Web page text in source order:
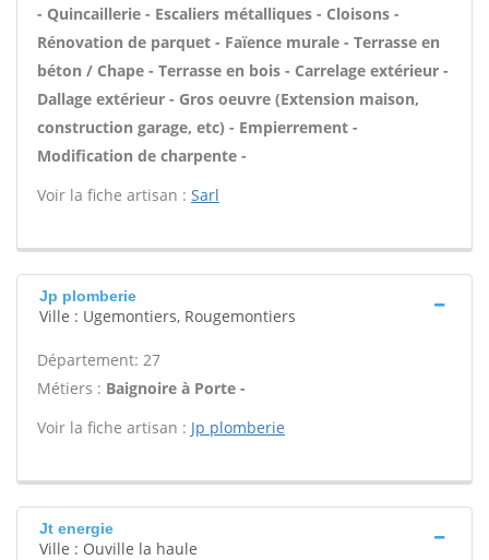
- Quincaillerie - Escaliers métalliques - Cloisons -
Rénovation de parquet - Faïence murale - Terrasse en
béton / Chape - Terrasse en bois - Carrelage extérieur -
Dallage extérieur - Gros oeuvre (Extension maison,
construction garage, etc) - Empierrement -
Modification de charpente -
Voir la fiche artisan : Sarl
Jp plomberie
Ville : Ugemontiers, Rougemontiers
Département: 27
Métiers : Baignoire à Porte -
Voir la fiche artisan : Jp plomberie
Jt energie
Ville : Ouville la haule